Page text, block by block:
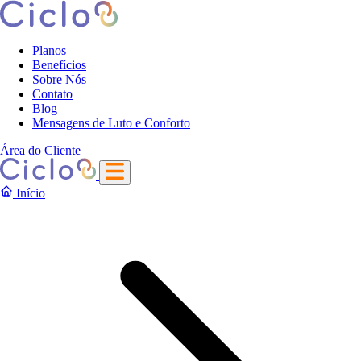
Planos
Benefícios
Sobre Nós
Contato
Blog
Mensagens de Luto e Conforto
Área do Cliente
Início